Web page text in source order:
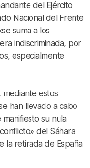
del Ejército
Nacional del Frente
suma a los
indiscriminada, por
especialmente
mediante estos
han llevado a cabo
su nula
del Sáhara
la retirada de España